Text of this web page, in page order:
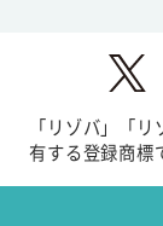
「リゾバ」「
有する登録商標